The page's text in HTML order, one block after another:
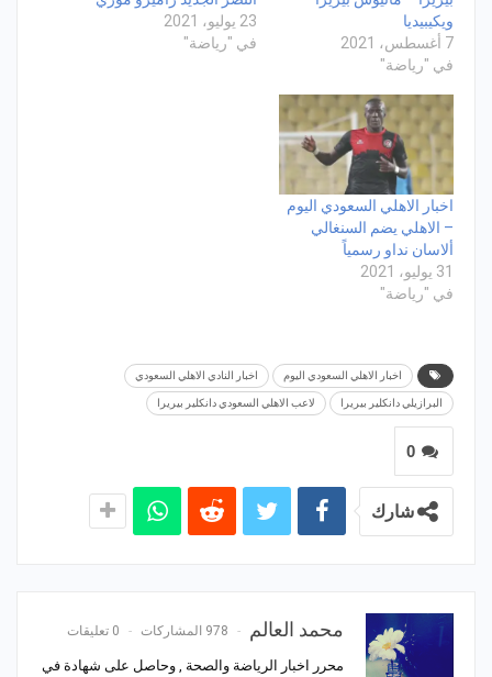
ويكيبيديا
7 أغسطس، 2021
في "رياضة"
23 يوليو، 2021
في "رياضة"
اخبار الاهلي السعودي اليوم
– الاهلي يضم السنغالي
ألاسان نداو رسمياً
31 يوليو، 2021
في "رياضة"
اخبار الاهلي السعودي اليوم اخبار النادي الاهلي السعودي
البرازيلي دانكلير بيريرا لاعب الاهلي السعودي دانكلير بيريرا
0
شارك
محمد العالم 978 المشاركات 0 تعليقات
محرر اخبار الرياضة والصحة , وحاصل على شهادة في